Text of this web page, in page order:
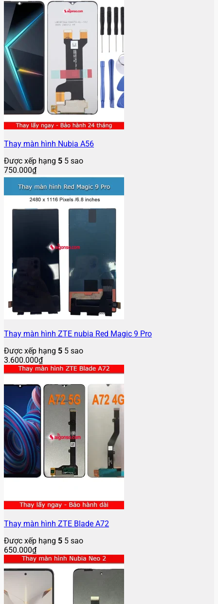
Thay màn hình Nubia A56
Được xếp hạng 5 5 sao
750.000₫
Thay màn hình ZTE nubia Red Magic 9 Pro
Được xếp hạng 5 5 sao
3.600.000₫
Thay màn hình ZTE Blade A72
Được xếp hạng 5 5 sao
650.000₫